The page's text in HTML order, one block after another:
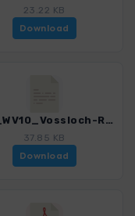
23.22 KB
Download
E1N_WV10_Vossloch-Rellingen_4551_2.gpx
37.85 KB
Download